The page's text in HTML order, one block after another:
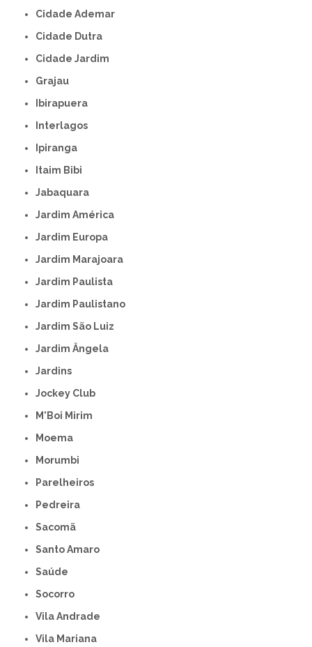
Cidade Ademar
Cidade Dutra
Cidade Jardim
Grajau
Ibirapuera
Interlagos
Ipiranga
Itaim Bibi
Jabaquara
Jardim América
Jardim Europa
Jardim Marajoara
Jardim Paulista
Jardim Paulistano
Jardim São Luiz
Jardim Ângela
Jardins
Jockey Club
M'Boi Mirim
Moema
Morumbi
Parelheiros
Pedreira
Sacomã
Santo Amaro
Saúde
Socorro
Vila Andrade
Vila Mariana